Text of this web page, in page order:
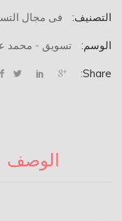
التصنيف:
فى مجال
الوسم: تسويق - محمد
Share:
الوصف